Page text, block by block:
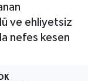
ve ehliyetsiz
nefes kesen